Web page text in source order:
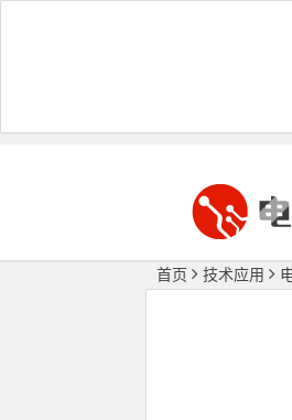
首页 技术应用